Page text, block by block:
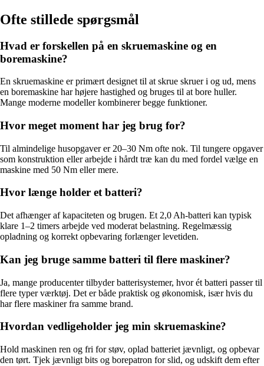
Ofte stillede spørgsmål
Hvad er forskellen på en skruemaskine og en
boremaskine?
En skruemaskine er primært designet til at skrue skruer i og ud, mens
en boremaskine har højere hastighed og bruges til at bore huller.
Mange moderne modeller kombinerer begge funktioner.
Hvor meget moment har jeg brug for?
Til almindelige husopgaver er 20–30 Nm ofte nok. Til tungere opgaver
som konstruktion eller arbejde i hårdt træ kan du med fordel vælge en
maskine med 50 Nm eller mere.
Hvor længe holder et batteri?
Det afhænger af kapaciteten og brugen. Et 2,0 Ah-batteri kan typisk
klare 1–2 timers arbejde ved moderat belastning. Regelmæssig
opladning og korrekt opbevaring forlænger levetiden.
Kan jeg bruge samme batteri til flere maskiner?
Ja, mange producenter tilbyder batterisystemer, hvor ét batteri passer til
flere typer værktøj. Det er både praktisk og økonomisk, især hvis du
har flere maskiner fra samme brand.
Hvordan vedligeholder jeg min skruemaskine?
Hold maskinen ren og fri for støv, oplad batteriet jævnligt, og opbevar
den tørt. Tjek jævnligt bits og borepatron for slid, og udskift dem efter